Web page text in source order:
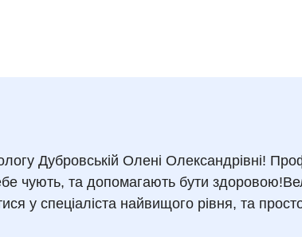
Дубровській Олені Олександрівні!
чують, та допомагають бути
у спеціаліста найвищого рівня, та